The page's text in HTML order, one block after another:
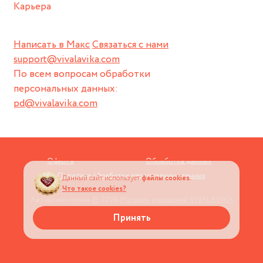
Написать в МаксСвязаться с нами
support@vivalavika.com
По всем вопросам обработки
персональных данных:
pd@vivalavika.com
Карьера
Оферта
Обработка данных
Политика обработки персональных данных
Данный сайт используетфайлы cookies.
Что такое cookies?
Принять